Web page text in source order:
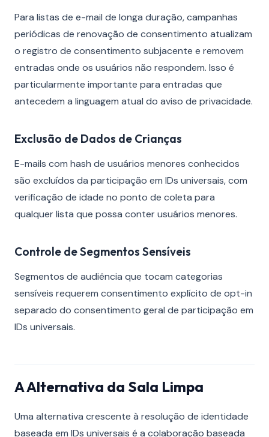
Para listas de e-mail de longa duração, campanhas
periódicas de renovação de consentimento atualizam
o registro de consentimento subjacente e removem
entradas onde os usuários não respondem. Isso é
particularmente importante para entradas que
antecedem a linguagem atual do aviso de privacidade.
Exclusão de Dados de Crianças
E-mails com hash de usuários menores conhecidos
são excluídos da participação em IDs universais, com
verificação de idade no ponto de coleta para
qualquer lista que possa conter usuários menores.
Controle de Segmentos Sensíveis
Segmentos de audiência que tocam categorias
sensíveis requerem consentimento explícito de opt-in
separado do consentimento geral de participação em
IDs universais.
A Alternativa da Sala Limpa
Uma alternativa crescente à resolução de identidade
baseada em IDs universais é a colaboração baseada